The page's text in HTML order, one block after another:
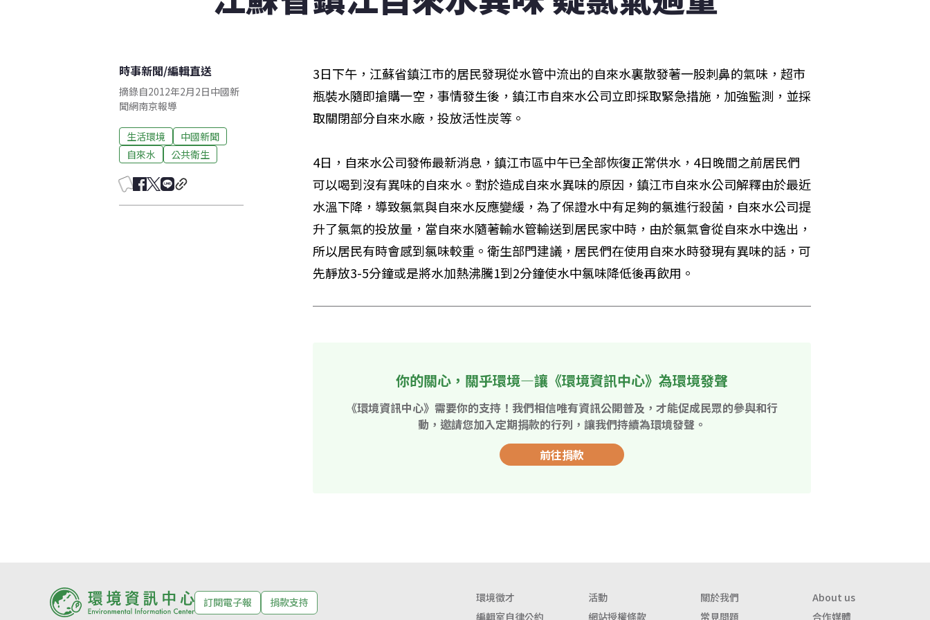
時事新聞/編輯直送
摘錄自2012年2月2日中國新
聞網南京報導
生活環境
中國新聞
自來水
公共衛生
3日下午，江蘇省鎮江市的居民發現從水管中流出的自來水裏散發著一股刺鼻的氣味，超市
瓶裝水隨即搶購一空，事情發生後，鎮江市自來水公司立即採取緊急措施，加強監測，並採
取關閉部分自來水廠，投放活性炭等。
4日，自來水公司發佈最新消息，鎮江市區中午已全部恢復正常供水，4日晚間之前居民們
可以喝到沒有異味的自來水。對於造成自來水異味的原因，鎮江市自來水公司解釋由於最近
水溫下降，導致氯氣與自來水反應變緩，為了保證水中有足夠的氯進行殺菌，自來水公司提
升了氯氣的投放量，當自來水隨著輸水管輸送到居民家中時，由於氯氣會從自來水中逸出，
所以居民有時會感到氯味較重。衛生部門建議，居民們在使用自來水時發現有異味的話，可
先靜放3-5分鐘或是將水加熱沸騰1到2分鐘使水中氯味降低後再飲用。
你的關心，關乎環境—讓《環境資訊中心》為環境發聲
《環境資訊中心》需要你的支持！我們相信唯有資訊公開普及，才能促成民眾的參與和行
動，邀請您加入定期捐款的行列，讓我們持續為環境發聲。
前往捐款
訂閱電子報 捐款支持 環境徵才 活動 關於我們
About us
編輯室自律公約
網站授權條款 常見問題 合作媒體